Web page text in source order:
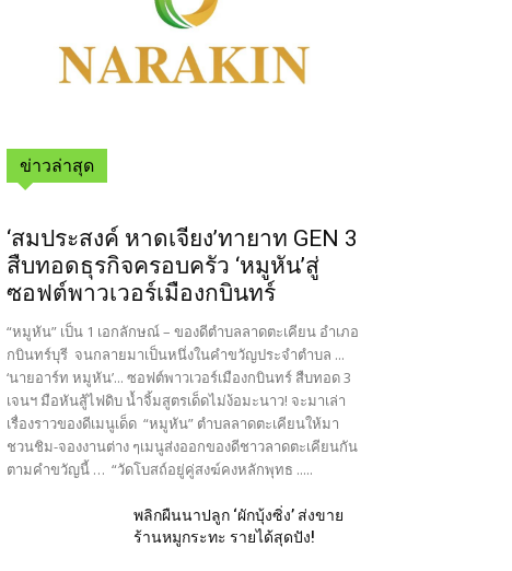
ข่าวล่าสุด
‘สมประสงค์ หาดเจียง’ทายาท GEN 3
สืบทอดธุรกิจครอบครัว ‘หมูหัน’สู่
ซอฟต์พาวเวอร์เมืองกบินทร์
“หมูหัน” เป็น 1 เอกลักษณ์ – ของดีตำบลลาดตะเคียน อำเภอ
กบินทร์บุรี จนกลายมาเป็นหนึ่งในคำขวัญประจำตำบล ...
‘นายอาร์ท หมูหัน’... ซอฟต์พาวเวอร์เมืองกบินทร์ สืบทอด 3
เจนฯ มือหันสู้ไฟดิบ น้ำจิ้มสูตรเด็ดไม่ง้อมะนาว! จะมาเล่า
เรื่องราวของดีเมนูเด็ด “หมูหัน” ตำบลลาดตะเคียนให้มา
ชวนชิม-จองงานต่าง ๆเมนูส่งออกของดีชาวลาดตะเคียนกัน
ตามคำขวัญนี้ … “วัดโบสถ์อยู่คู่สงฆ์คงหลักพุทธ .....
พลิกผืนนาปลูก ‘ผักบุ้งซิ่ง’ ส่งขาย
ร้านหมูกระทะ รายได้สุดปัง!